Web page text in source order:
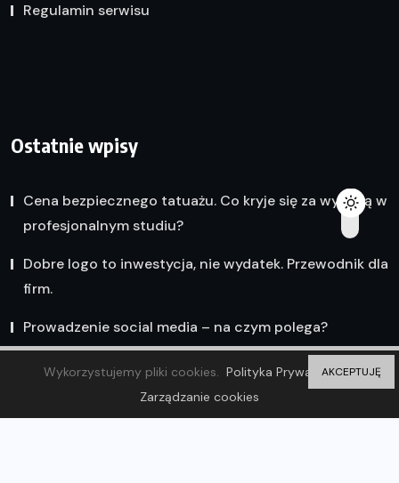
Regulamin serwisu
Ostatnie wpisy
Cena bezpiecznego tatuażu. Co kryje się za wyceną w
profesjonalnym studiu?
Dobre logo to inwestycja, nie wydatek. Przewodnik dla
firm.
Prowadzenie social media – na czym polega?
Wykorzystujemy pliki cookies. Polityka Prywatności
Zarządzanie cookies
AKCEPTUJĘ